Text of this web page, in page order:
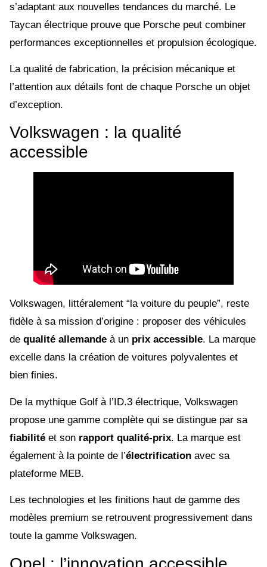
s’adaptant aux nouvelles tendances du marché. Le
Taycan électrique prouve que Porsche peut combiner
performances exceptionnelles et propulsion écologique.
La qualité de fabrication, la précision mécanique et
l’attention aux détails font de chaque Porsche un objet
d’exception.
Volkswagen : la qualité
accessible
Volkswagen, littéralement “la voiture du peuple”, reste
fidèle à sa mission d’origine : proposer des véhicules
de qualité allemande à un prix accessible. La marque
excelle dans la création de voitures polyvalentes et
bien finies.
De la mythique Golf à l’ID.3 électrique, Volkswagen
propose une gamme complète qui se distingue par sa
fiabilité et son rapport qualité-prix. La marque est
également à la pointe de l’électrification avec sa
plateforme MEB.
Les technologies et les finitions haut de gamme des
modèles premium se retrouvent progressivement dans
toute la gamme Volkswagen.